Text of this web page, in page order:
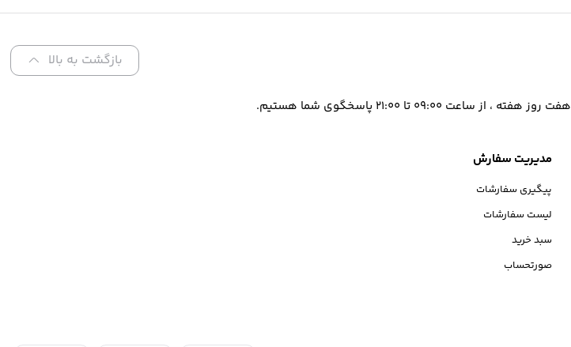
بازگشت به بالا
هفت روز هفته ، از ساعت 09:00 تا 21:00 پاسخگوی شما هستیم.
مدیریت سفارش
پیگیری سفارشات
لیست سفارشات
سبد خرید
صورتحساب